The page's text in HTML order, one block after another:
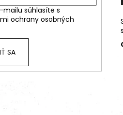
mailu súhlasíte s
ochrany osobných
SA